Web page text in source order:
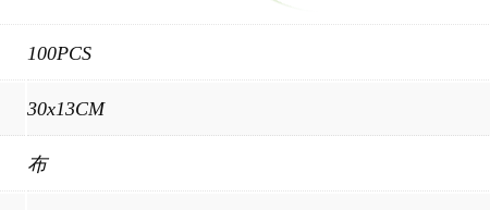
100PCS
30x13CM
布